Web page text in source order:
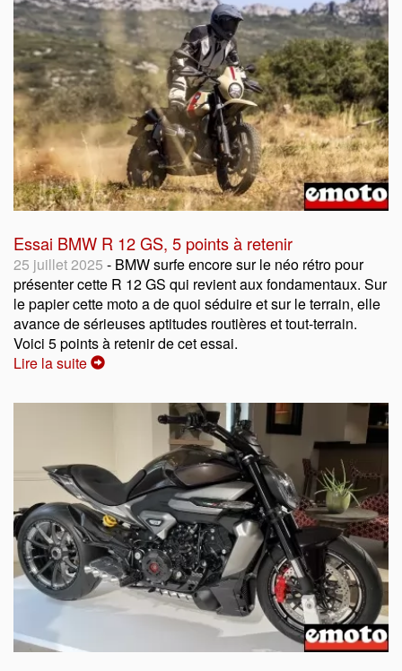
Essai BMW R 12 GS, 5 points à retenir
25 juillet 2025 - BMW surfe encore sur le néo rétro pour
présenter cette R 12 GS qui revient aux fondamentaux. Sur
le papier cette moto a de quoi séduire et sur le terrain, elle
avance de sérieuses aptitudes routières et tout-terrain.
Voici 5 points à retenir de cet essai.
Lire la suite